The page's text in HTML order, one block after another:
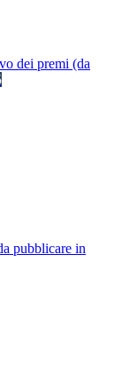
dei premi (da
pubblicare in